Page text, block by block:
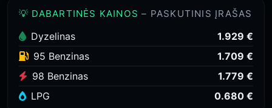
💡 DABARTINĖS KAINOS – PASKUTINIS ĮRAŠAS
Dyzelinas
1.929 €
95 Benzinas
1.709 €
98 Benzinas
1.779 €
LPG
0.680 €